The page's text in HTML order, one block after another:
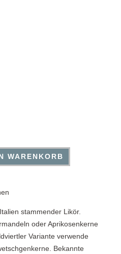
WARENKORB
stammender Likör.
oder Aprikosenkerne
Variante verwende
Bekannte